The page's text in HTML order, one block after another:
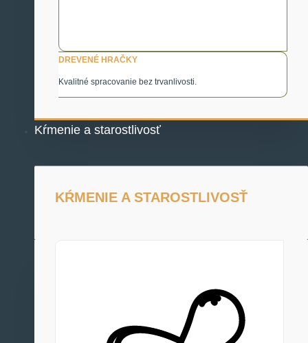
DREVENÉ HRAČKY
Kvalitné spracovanie bez trvanlivosti.
Kŕmenie a starostlivosť
KŔMENIE A STAROSTLIVOSŤ